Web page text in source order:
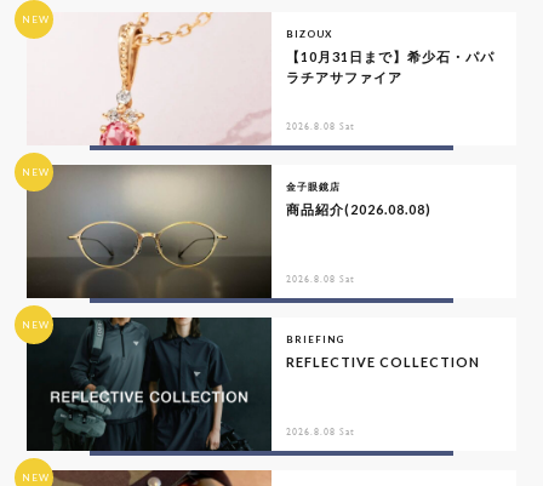
NEW
BIZOUX
【10月31日まで】希少石・パパ
ラチアサファイア
2026.8.08 Sat
NEW
金子眼鏡店
商品紹介(2026.08.08)
2026.8.08 Sat
NEW
BRIEFING
REFLECTIVE COLLECTION
2026.8.08 Sat
NEW